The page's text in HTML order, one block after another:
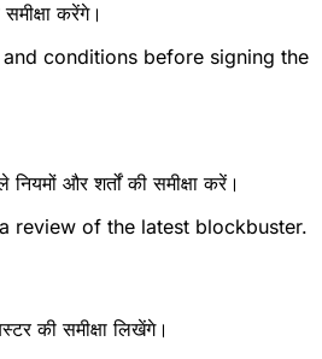
करेंगे।
conditions before signing the
और शर्तों की समीक्षा करें।
review of the latest blockbuster.
की समीक्षा लिखेंगे।